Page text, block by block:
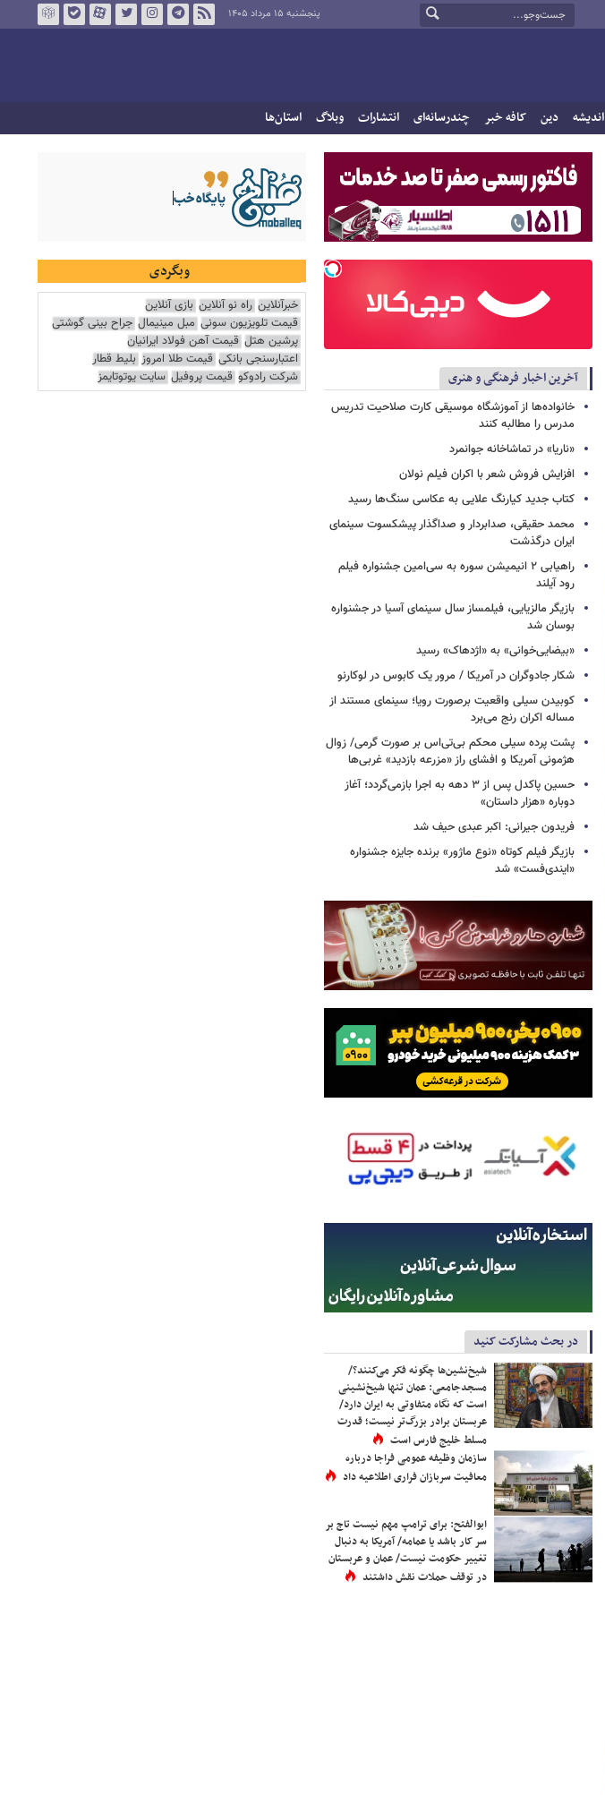
پنجشنبه ۱۵ مرداد ۱۴۰۵
اندیشه دین کافه خبر چندرسانه‌ای انتشارات وبلاگ استان‌ها
آخرین اخبار فرهنگی و هنری
خانواده‌ها از آموزشگاه موسیقی کارت صلاحیت تدریس
مدرس را مطالبه کنند
«ناریا» در تماشاخانه جوانمرد
افزایش فروش شعر با اکران فیلم نولان
کتاب جدید کیارنگ علایی به عکاسی سنگ‌ها رسید
محمد حقیقی، صدابردار و صداگذار پیشکسوت سینمای
ایران درگذشت
راهیابی ۲ انیمیشن سوره به سی‌امین جشنواره فیلم
رود آیلند
بازیگر مالزیایی، فیلمساز سال سینمای آسیا در جشنواره
بوسان شد
«بیضایی‌خوانی» به «اژدهاک» رسید
شکار جادوگران در آمریکا / مرور یک کابوس در لوکارنو
کوبیدن سیلی واقعیت برصورت رویا؛ سینمای مستند از
مساله اکران رنج می‌برد
پشت پرده سیلی محکم بی‌تی‌اس بر صورت گرمی/ زوال
هژمونی آمریکا و افشای راز «مزرعه بازدید» غربی‌ها
حسین پاکدل پس از ۳ دهه به اجرا بازمی‌گردد؛ آغاز
دوباره «هزار داستان»
فریدون جیرانی: اکبر عبدی حیف شد
بازیگر فیلم کوتاه «نوع ماژور» برنده جایزه جشنواره
«ایندی‌فست» شد
در بحث مشارکت کنید
شیخ‌نشین‌ها چگونه فکر می‌کنند؟/
مسجدجامعی: عمان تنها شیخ‌نشینی
است که نگاه متفاوتی به ایران دارد/
عربستان برادر بزرگ‌تر نیست؛ قدرت
مسلط خلیج فارس است
سازمان وظیفه عمومی فراجا درباره
معافیت سربازان فراری اطلاعیه داد
ابوالفتح: برای ترامپ مهم نیست تاج بر
سر کار باشد یا عمامه/ آمریکا به دنبال
تغییر حکومت نیست/ عمان و عربستان
در توقف حملات نقش داشتند
وبگردی
خبرآنلاین راه نو آنلاین بازی آنلاین
قیمت تلویزیون سونی مبل مینیمال جراح بینی گوشتی
پرشین هتل قیمت آهن فولاد ایرانیان
اعتبارسنجی بانکی قیمت طلا امروز بلیط قطار
شرکت رادوکو قیمت پروفیل سایت یوتوتایمز